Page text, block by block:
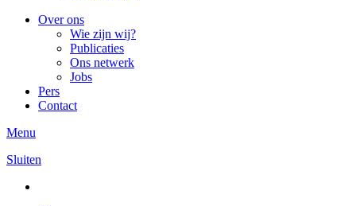
Over ons
Wie zijn wij?
Publicaties
Ons netwerk
Jobs
Pers
Contact
Menu
Sluiten